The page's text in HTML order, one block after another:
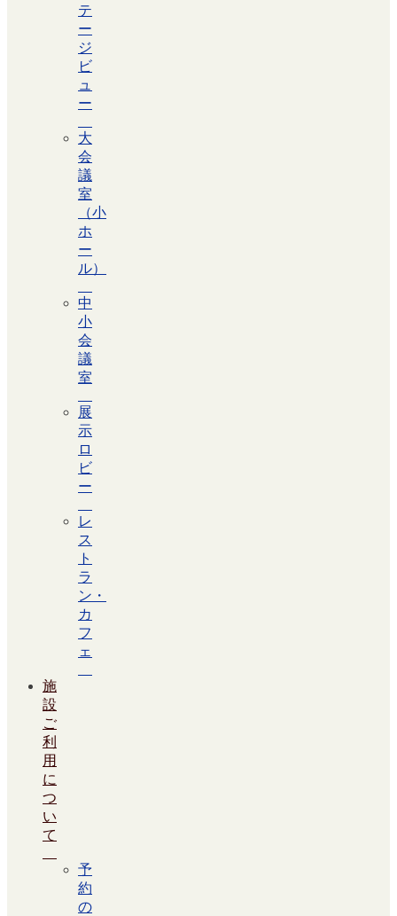
テ
ー
ジ
ビ
ュ
ー
大
会
議
室
（小
ホ
ー
ル）
中
小
会
議
室
展
示
ロ
ビ
ー
レ
ス
ト
ラ
ン・
カ
フ
ェ
施
設
ご
利
用
に
つ
い
て
予
約
の